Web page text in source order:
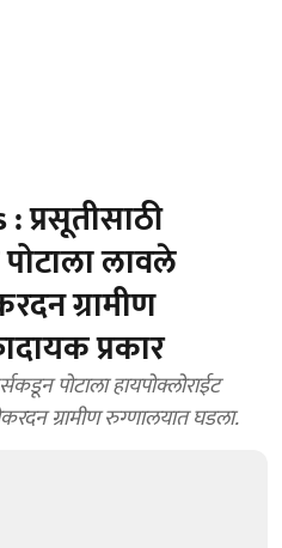
प्रसूतीसाठी
लावले
ग्रामीण
प्रकार
पोटाला हायपोक्लोराईट
ग्रामीण रुग्णालयात घडला.